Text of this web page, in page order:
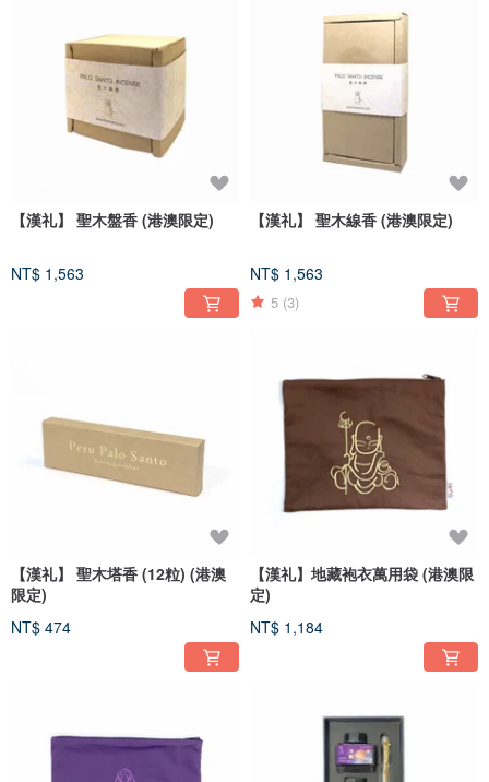
【漢礼】 聖木盤香 (港澳限定)
NT$ 1,563
【漢礼】 聖木線香 (港澳限定)
NT$ 1,563
5 (3)
【漢礼】 聖木塔香 (12粒) (港澳
限定)
NT$ 474
【漢礼】地藏袍衣萬用袋 (港澳限
定)
NT$ 1,184